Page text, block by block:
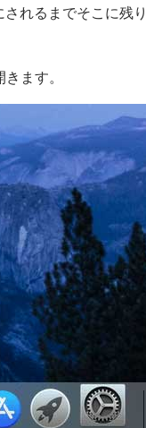
れるまでそこに残
ます。